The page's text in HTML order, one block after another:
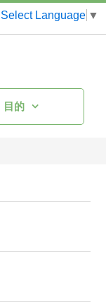
Select Language ▼
目的